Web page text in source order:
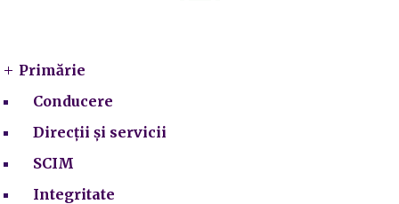
Primărie
Conducere
Direcții și servicii
SCIM
Integritate